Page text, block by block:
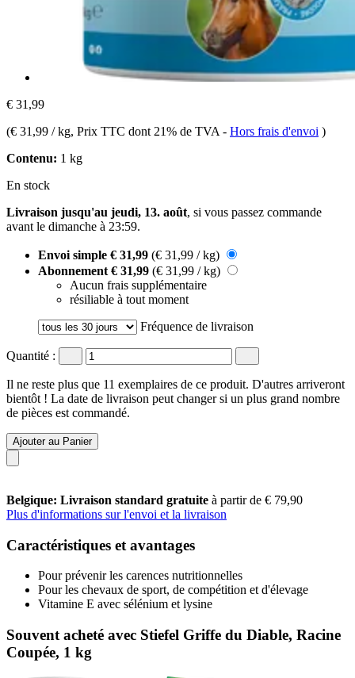
€ 31,99
(€ 31,99 / kg, Prix TTC dont 21% de TVA - Hors frais d'envoi )
Contenu: 1 kg
En stock
Livraison jusqu'au jeudi, 13. août, si vous passez commande
avant le dimanche à 23:59.
Envoi simple € 31,99 (€ 31,99 / kg)
Abonnement € 31,99 (€ 31,99 / kg)
Aucun frais supplémentaire
résiliable à tout moment
Fréquence de livraison
Quantité :
Il ne reste plus que 11 exemplaires de ce produit. D'autres arriveront
bientôt ! La date de livraison peut changer si un plus grand nombre
de pièces est commandé.
Ajouter au Panier
Belgique: Livraison standard gratuite à partir de € 79,90
Plus d'informations sur l'envoi et la livraison
Caractéristiques et avantages
Pour prévenir les carences nutritionnelles
Pour les chevaux de sport, de compétition et d'élevage
Vitamine E avec sélénium et lysine
Souvent acheté avec Stiefel Griffe du Diable, Racine
Coupée, 1 kg